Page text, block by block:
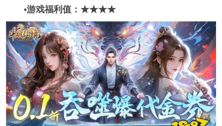
•游戏福利值：★★★★